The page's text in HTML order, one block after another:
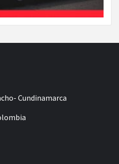
Cundinamarca